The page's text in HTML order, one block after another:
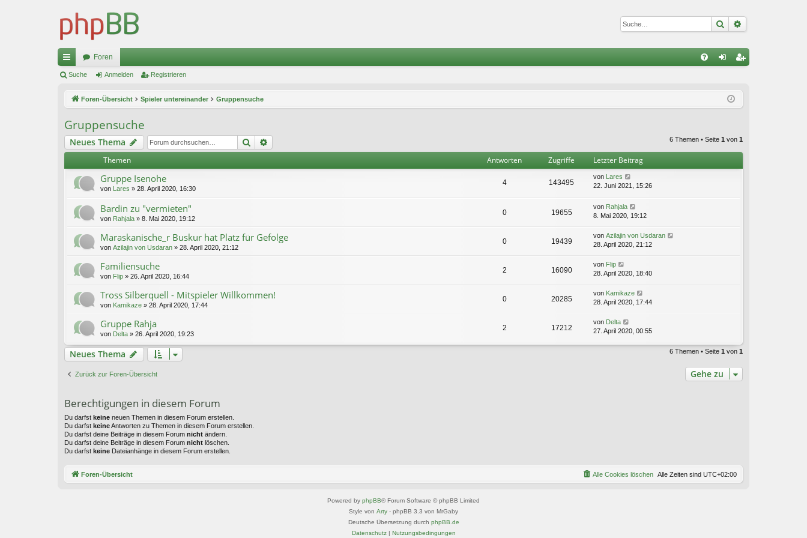
Suche
ch
ug
riff
Foren
ist
Suche Anmelden Registrieren
Foren-Übersicht Spieler untereinander Gruppensuche
Gruppensuche
Neues Thema Suche 6 Themen • Seite 1 von 1
Themen Antworten Zugriffe Letzter Beitrag
Gruppe Isenohe
von Lares » 28. April 2020, 16:30
4 143495
von Lares
22. Juni 2021, 15:26
Bardin zu "vermieten"
von Rahjala » 8. Mai 2020, 19:12
0 19655
von Rahjala
8. Mai 2020, 19:12
Maraskanische_r Buskur hat Platz für Gefolge
von Azilajin von Usdaran » 28. April 2020, 21:12
0 19439
von Azilajin von Usdaran
28. April 2020, 21:12
Familiensuche
von Flip » 26. April 2020, 16:44
2 16090
von Flip
28. April 2020, 18:40
Tross Silberquell - Mitspieler Willkommen!
von Kamikaze » 28. April 2020, 17:44
0 20285
von Kamikaze
28. April 2020, 17:44
Gruppe Rahja
von Delta » 26. April 2020, 19:23
2 17212
von Delta
27. April 2020, 00:55
Neues Thema 6 Themen • Seite 1 von 1
Zurück zur Foren-Übersicht Gehe zu
Berechtigungen in diesem Forum
Du darfst keine neuen Themen in diesem Forum erstellen.
Du darfst keineAntworten zu Themen in diesem Forum erstellen.
Du darfst deine Beiträge in diesem Forum nicht ändern.
Du darfst deine Beiträge in diesem Forum nicht löschen.
Du darfst keine Dateianhänge in diesem Forum erstellen.
Foren-Übersicht Alle Zeiten sind UTC+02:00
Alle Cookies löschen
Powered by phpBB® Forum Software © phpBB Limited
Style von Arty - phpBB 3.3 von MrGaby
Deutsche Übersetzung durch phpBB.de
Datenschutz| Nutzungsbedingungen